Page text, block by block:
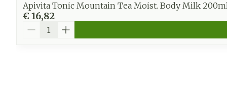
Apivita Tonic Mountain Tea Moist. Body Milk
€ 16,82
Aantal